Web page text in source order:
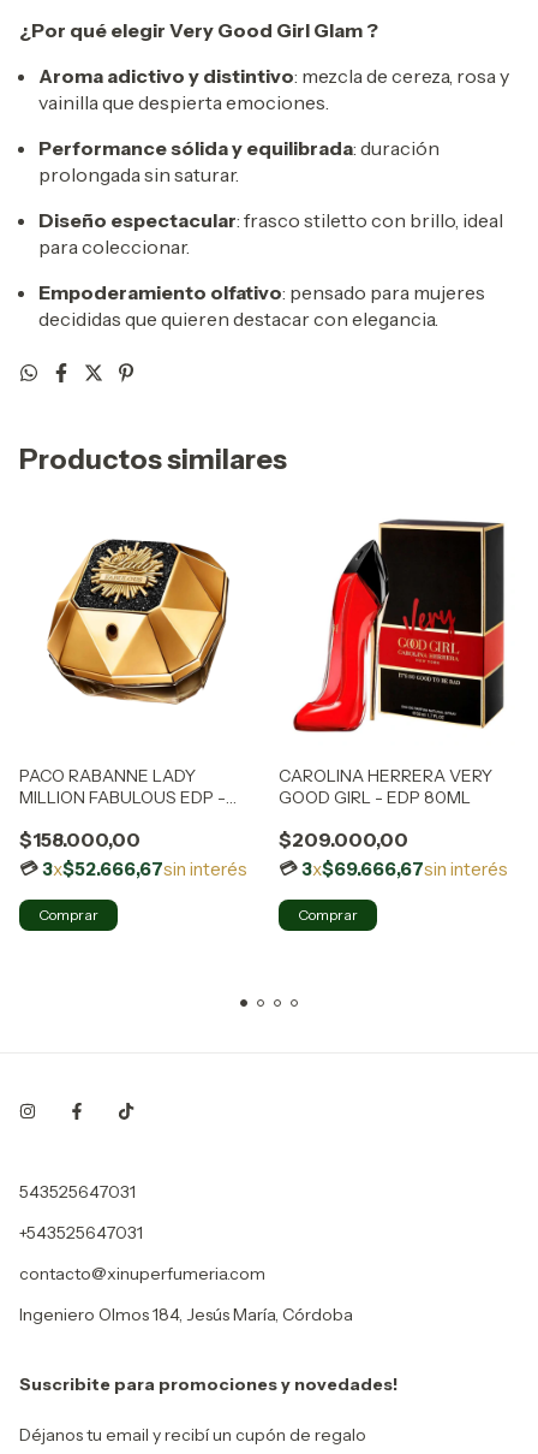
¿Por qué elegir Very Good Girl Glam ?
Aroma adictivo y distintivo: mezcla de cereza, rosa y
vainilla que despierta emociones.
Performance sólida y equilibrada: duración
prolongada sin saturar.
Diseño espectacular: frasco stiletto con brillo, ideal
para coleccionar.
Empoderamiento olfativo: pensado para mujeres
decididas que quieren destacar con elegancia.
Productos similares
PACO RABANNE LADY
MILLION FABULOUS EDP -
$158.000,00
3x$52.666,67sin interés
CAROLINA HERRERA VERY
GOOD GIRL - EDP 80ML
$209.000,00
3x$69.666,67sin interés
543525647031
+543525647031
contacto@xinuperfumeria.com
Ingeniero Olmos 184, Jesús María, Córdoba
Suscribite para promociones y novedades!
Déjanos tu email y recibí un cupón de regalo